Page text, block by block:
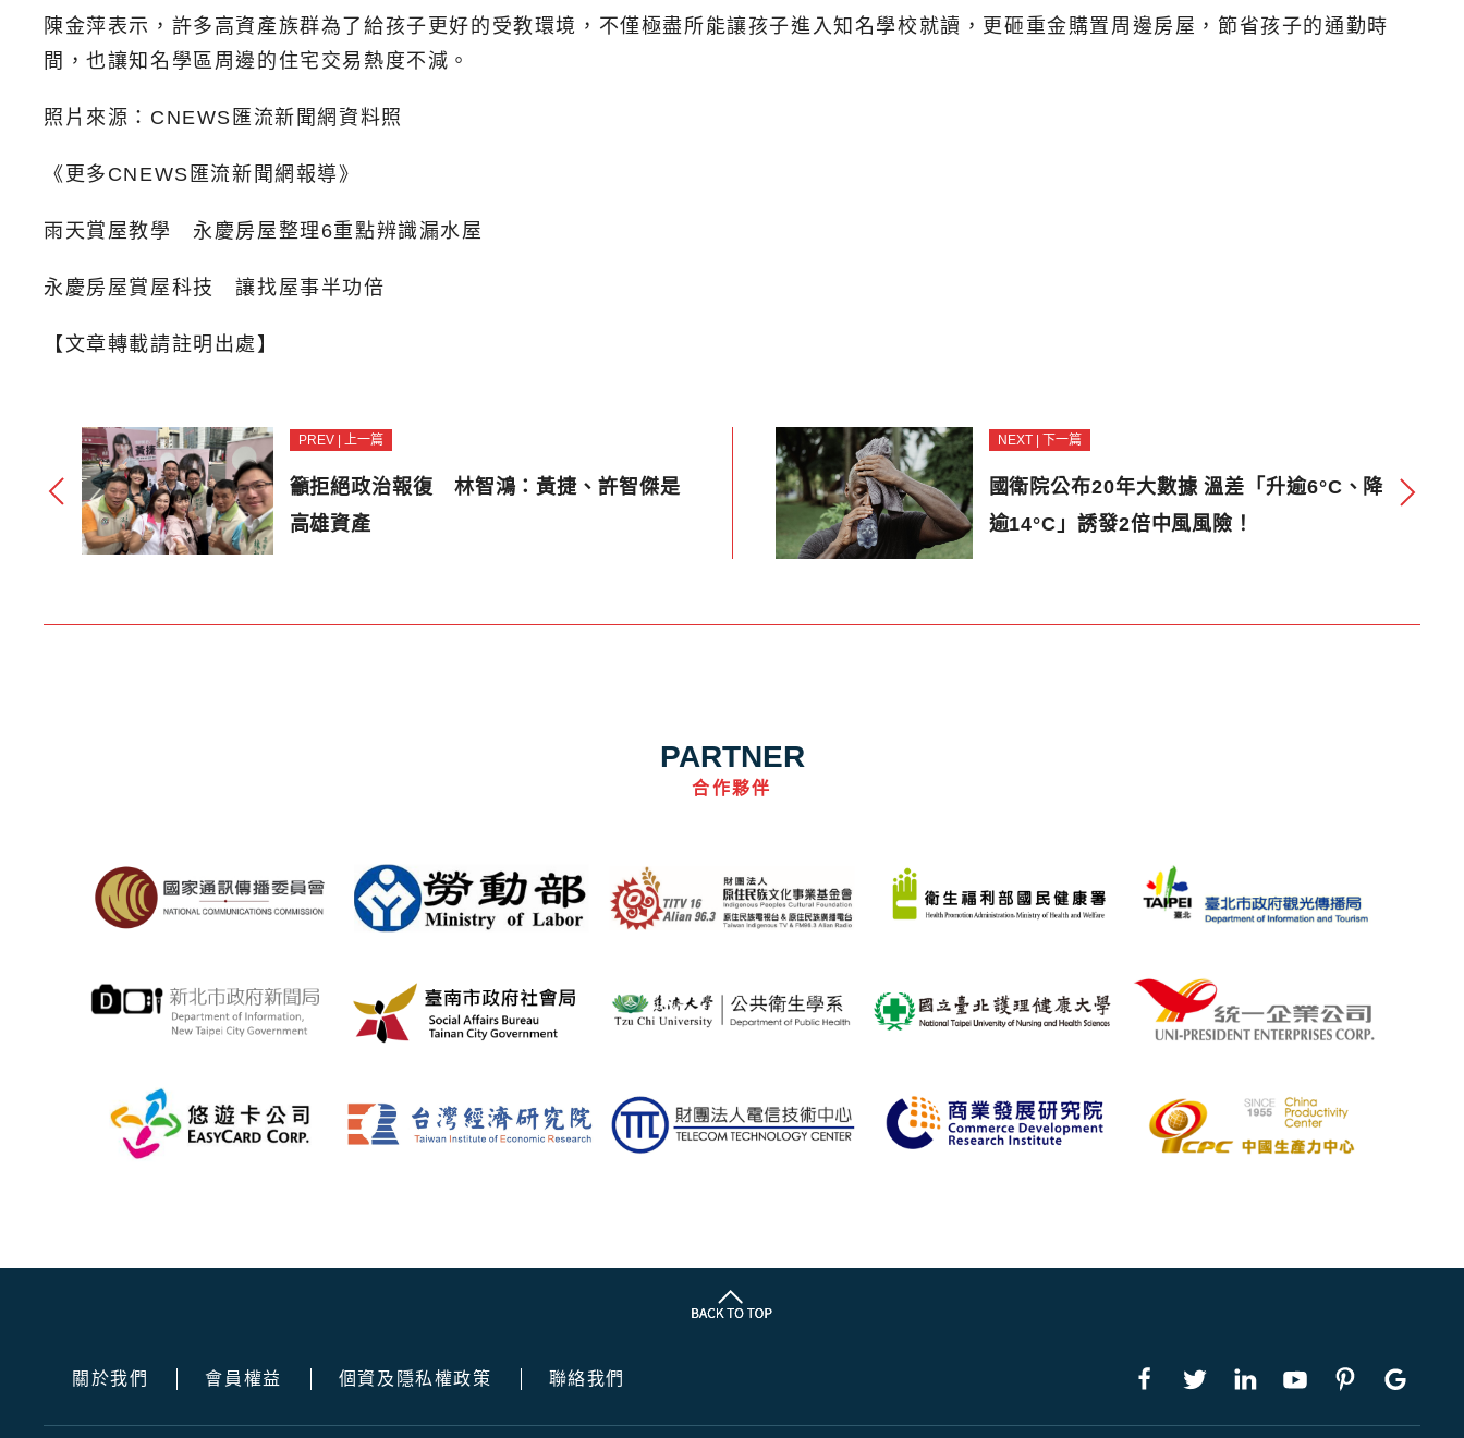
陳金萍表示，許多高資產族群為了給孩子更好的受教環境，不僅極盡所能讓孩子進入知名學校就讀，更砸重金購置周邊房屋，節省孩子的通勤時
間，也讓知名學區周邊的住宅交易熱度不減。
照片來源：CNEWS匯流新聞網資料照
《更多CNEWS匯流新聞網報導》
雨天賞屋教學 永慶房屋整理6重點辨識漏水屋
永慶房屋賞屋科技 讓找屋事半功倍
【文章轉載請註明出處】
PREV | 上一篇
籲拒絕政治報復 林智鴻：黃捷、許智傑是
高雄資產
NEXT | 下一篇
國衛院公布20年大數據 溫差「升逾6°C、降
逾14°C」誘發2倍中風風險！
PARTNER
合作夥伴
關於我們 會員權益 個資及隱私權政策 聯絡我們